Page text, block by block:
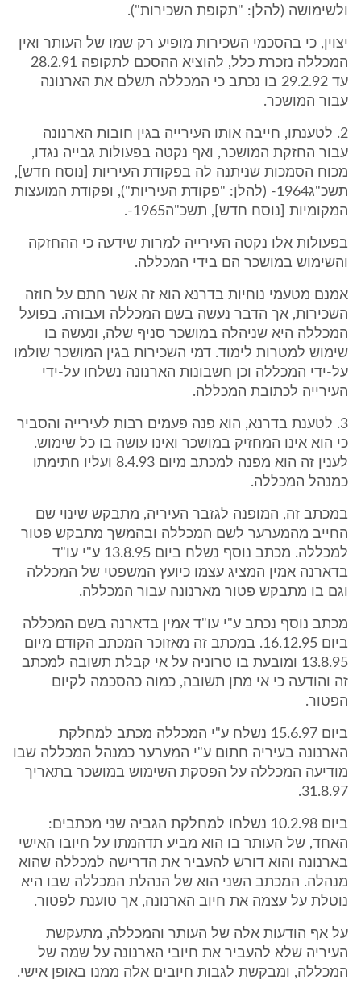
ולשימושה (להלן: "תקופת השכירות").
יצוין, כי בהסכמי השכירות מופיע רק שמו של העותר ואין
המכללה נזכרת כלל, להוציא ההסכם לתקופה 28.2.91
עד 29.2.92 בו נכתב כי המכללה תשלם את הארנונה
עבור המושכר.
2. לטענתו, חייבה אותו העירייה בגין חובות הארנונה
עבור החזקת המושכר, ואף נקטה בפעולות גבייה נגדו,
מכוח הסמכות שניתנה לה בפקודת העיריות [נוסח חדש],
תשכ"ג1964- (להלן: "פקודת העיריות"), ופקודת המועצות
המקומיות [נוסח חדש], תשכ"ה1965-.
בפעולות אלו נקטה העירייה למרות שידעה כי ההחזקה
והשימוש במושכר הם בידי המכללה.
אמנם מטעמי נוחיות בדרנא הוא זה אשר חתם על חוזה
השכירות, אך הדבר נעשה בשם המכללה ועבורה. בפועל
המכללה היא שניהלה במושכר סניף שלה, ונעשה בו
שימוש למטרות לימוד. דמי השכירות בגין המושכר שולמו
על-ידי המכללה וכן חשבונות הארנונה נשלחו על-ידי
העירייה לכתובת המכללה.
3. לטענת בדרנא, הוא פנה פעמים רבות לעירייה והסביר
כי הוא אינו המחזיק במושכר ואינו עושה בו כל שימוש.
לענין זה הוא מפנה למכתב מיום 8.4.93 ועליו חתימתו
כמנהל המכללה.
במכתב זה, המופנה לגזבר העיריה, מתבקש שינוי שם
החייב מהמערער לשם המכללה ובהמשך מתבקש פטור
למכללה. מכתב נוסף נשלח ביום 13.8.95 ע"י עו"ד
בדארנה אמין המציג עצמו כיועץ המשפטי של המכללה
וגם בו מתבקש פטור מארנונה עבור המכללה.
מכתב נוסף נכתב ע"י עו"ד אמין בדארנה בשם המכללה
ביום 16.12.95. במכתב זה מאזוכר המכתב הקודם מיום
13.8.95 ומובעת בו טרוניה על אי קבלת תשובה למכתב
זה והודעה כי אי מתן תשובה, כמוה כהסכמה לקיום
הפטור.
ביום 15.6.97 נשלח ע"י המכללה מכתב למחלקת
הארנונה בעיריה חתום ע"י המערער כמנהל המכללה שבו
מודיעה המכללה על הפסקת השימוש במושכר בתאריך
31.8.97.
ביום 10.2.98 נשלחו למחלקת הגביה שני מכתבים:
האחד, של העותר בו הוא מביע תדהמתו על חיובו האישי
בארנונה והוא דורש להעביר את הדרישה למכללה שהוא
מנהלה. המכתב השני הוא של הנהלת המכללה שבו היא
נוטלת על עצמה את חיוב הארנונה, אך טוענת לפטור.
על אף הודעות אלה של העותר והמכללה, מתעקשת
העיריה שלא להעביר את חיובי הארנונה על שמה של
המכללה, ומבקשת לגבות חיובים אלה ממנו באופן אישי.